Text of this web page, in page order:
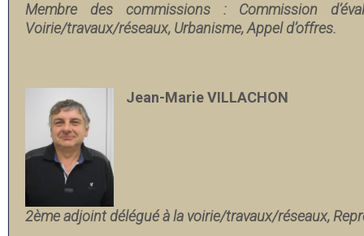
Membre des commissions : Commission
Voirie/travaux/réseaux, Urbanisme, Appel d’offres.
Jean-Marie VILLACHON
2ème adjoint délégué à la voirie/travaux/réseaux,